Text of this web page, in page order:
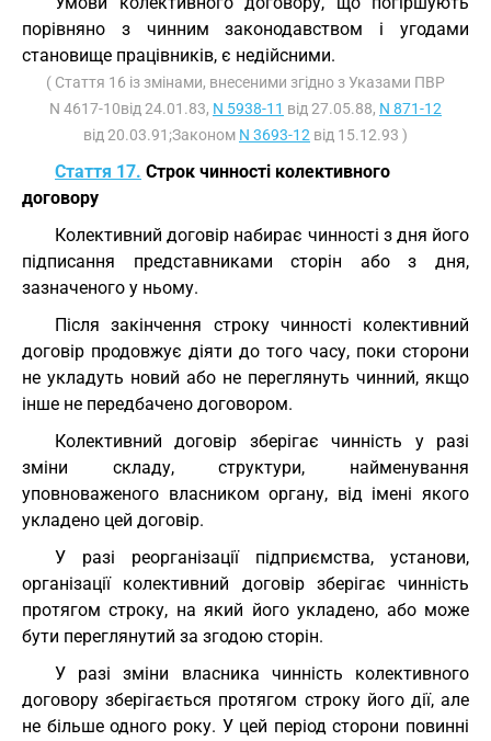
порівняно з чинним законодавством і угодами
становище працівників, є недійсними.
( Стаття 16 із змінами, внесеними згідно з Указами ПВР
N 4617-10від 24.01.83, N 5938-11 від 27.05.88, N 871-12
від 20.03.91;Законом N 3693-12 від 15.12.93 )
Стаття 17. Строк чинності колективного
договору
Колективний договір набирає чинності з дня його
підписання представниками сторін або з дня,
зазначеного у ньому.
Після закінчення строку чинності колективний
договір продовжує діяти до того часу, поки сторони
не укладуть новий або не переглянуть чинний, якщо
інше не передбачено договором.
Колективний договір зберігає чинність у разі
зміни складу, структури, найменування
уповноваженого власником органу, від імені якого
укладено цей договір.
У разі реорганізації підприємства, установи,
організації колективний договір зберігає чинність
протягом строку, на який його укладено, або може
бути переглянутий за згодою сторін.
У разі зміни власника чинність колективного
договору зберігається протягом строку його дії, але
не більше одного року. У цей період сторони повинні